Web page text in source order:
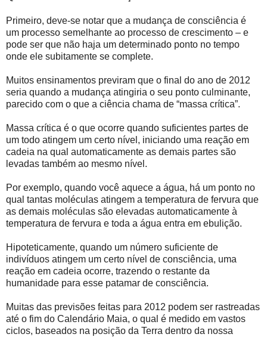
Primeiro, deve-se notar que a mudança de consciência é
um processo semelhante ao processo de crescimento – e
pode ser que não haja um determinado ponto no tempo
onde ele subitamente se complete.
Muitos ensinamentos previram que o final do ano de 2012
seria quando a mudança atingiria o seu ponto culminante,
parecido com o que a ciência chama de “massa crítica”.
Massa crítica é o que ocorre quando suficientes partes de
um todo atingem um certo nível, iniciando uma reação em
cadeia na qual automaticamente as demais partes são
levadas também ao mesmo nível.
Por exemplo, quando você aquece a água, há um ponto no
qual tantas moléculas atingem a temperatura de fervura que
as demais moléculas são elevadas automaticamente à
temperatura de fervura e toda a água entra em ebulição.
Hipoteticamente, quando um número suficiente de
indivíduos atingem um certo nível de consciência, uma
reação em cadeia ocorre, trazendo o restante da
humanidade para esse patamar de consciência.
Muitas das previsões feitas para 2012 podem ser rastreadas
até o fim do Calendário Maia, o qual é medido em vastos
ciclos, baseados na posição da Terra dentro da nossa